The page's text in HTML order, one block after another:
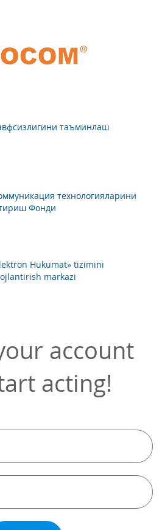
таъминлаш
технологияларини
Фонди
Hukumat» tizimini
markazi
account
acting!